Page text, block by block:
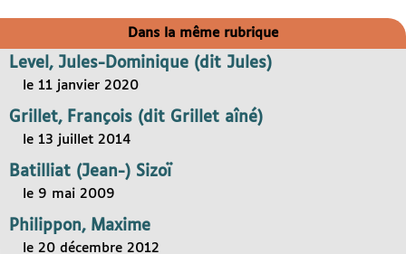
Dans la même rubrique
Level, Jules-Dominique (dit Jules)
le 11 janvier 2020
Grillet, François (dit Grillet aîné)
le 13 juillet 2014
Batilliat (Jean-) Sizoï
le 9 mai 2009
Philippon, Maxime
le 20 décembre 2012